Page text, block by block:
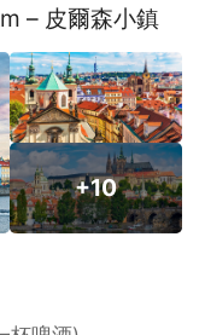
– 皮爾森小鎮
+10